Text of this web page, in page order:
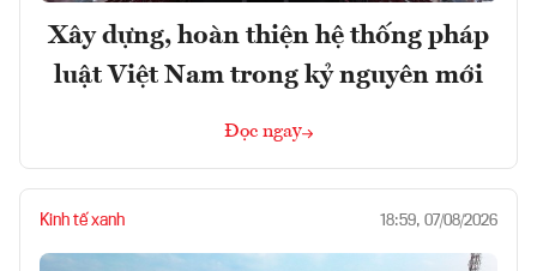
Xây dựng, hoàn thiện hệ thống pháp
luật Việt Nam trong kỷ nguyên mới
Đọc ngay
Kinh tế xanh 18:59, 07/08/2026